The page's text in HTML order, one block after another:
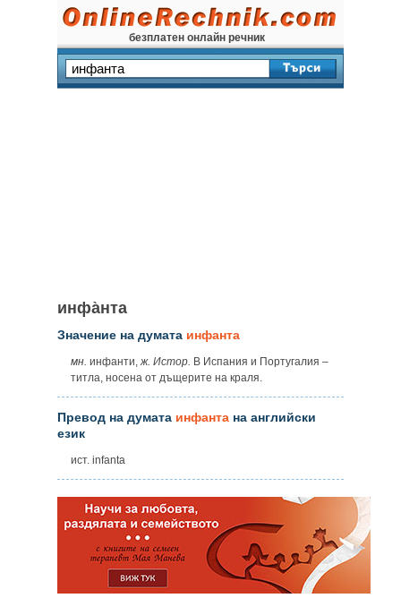
безплатен онлайн речник
инфа̀нта
Значение на думата инфанта
мн. инфанти,ж. Истор. В Испания и Португалия –
титла, носена от дъщерите на краля.
Превод на думата инфанта на английски
език
ист. infanta